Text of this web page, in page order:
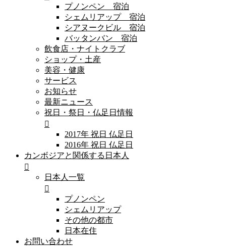
プノンペン 宿泊
シェムリアップ 宿泊
シアヌークビル 宿泊
バッタンバン 宿泊
飲食店・ナイトクラブ
ショップ・土産
美容・健康
サービス
お知らせ
最新ニュース
祝日・祭日・仏足日情報
2017年 祝日 仏足日
2016年 祝日 仏足日
カンボジアと関係する日本人
日本人一覧
プノンペン
シェムリアップ
その他の都市
日本在住
お問い合わせ